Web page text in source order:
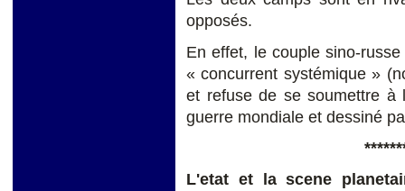
opposés.
En effet, le couple sino-
« concurrent systémique »
et refuse de se soumettre à
guerre mondiale et dessiné
L'etat et la scene